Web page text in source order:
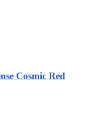
Cosmic Red